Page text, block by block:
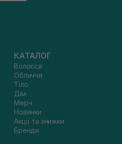
КАТАЛОГ
Волосся
Обличчя
Тіло
Дім
Мерч
Новинки
Акції та знижки
Бренди